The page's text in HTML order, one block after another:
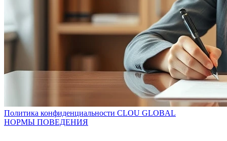
Политика конфиденциальности CLOU GLOBAL
НОРМЫ ПОВЕДЕНИЯ